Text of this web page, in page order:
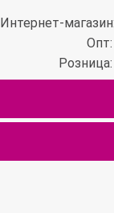
Интернет-